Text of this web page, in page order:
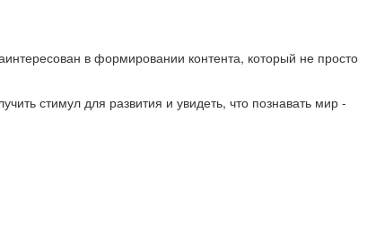
в формировании контента, который не просто
стимул для развития и увидеть, что познавать мир -